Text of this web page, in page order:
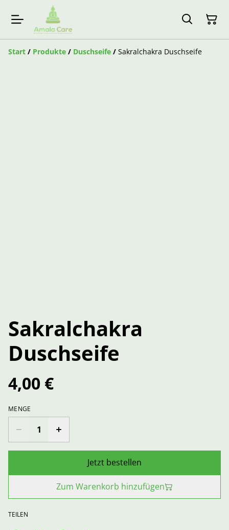
Start / Produkte / Duschseife / Sakralchakra Duschseife
Sakralchakra
Duschseife
4,00 €
MENGE
Jetzt bestellen
Zum Warenkorb hinzufügen
TEILEN